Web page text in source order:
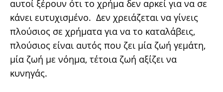
αυτοί ξέρουν ότι το χρήμα δεν αρκεί για να σε
κάνει ευτυχισμένο. Δεν χρειάζεται να γίνεις
πλούσιος σε χρήματα για να το καταλάβεις,
πλούσιος είναι αυτός που ζει μία ζωή γεμάτη,
μία ζωή με νόημα, τέτοια ζωή αξίζει να
κυνηγάς.